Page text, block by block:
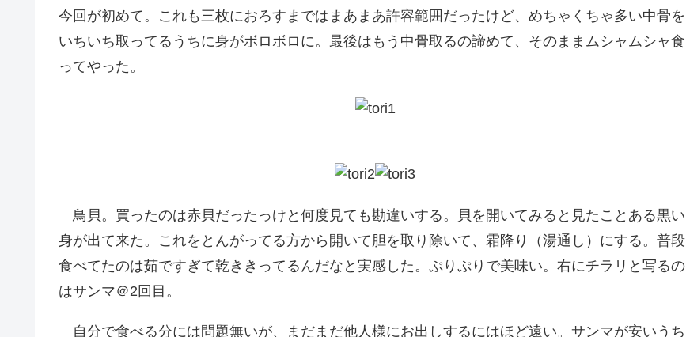
今回が初めて。これも三枚におろすまではまあまあ許容範囲だったけど、めちゃくちゃ多い中骨を
いちいち取ってるうちに身がボロボロに。最後はもう中骨取るの諦めて、そのままムシャムシャ食
ってやった。
鳥貝。買ったのは赤貝だったっけと何度見ても勘違いする。貝を開いてみると見たことある黒い
身が出て来た。これをとんがってる方から開いて胆を取り除いて、霜降り（湯通し）にする。普段
食べてたのは茹ですぎて乾ききってるんだなと実感した。ぷりぷりで美味い。右にチラリと写るの
はサンマ＠2回目。
自分で食べる分には問題無いが、まだまだ他人様にお出しするにはほど遠い。サンマが安いうち